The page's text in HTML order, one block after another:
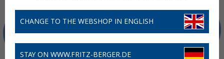
CHANGE TO THE WEBSHOP IN ENGLISH
STAY ON WWW.FRITZ-BERGER.DE